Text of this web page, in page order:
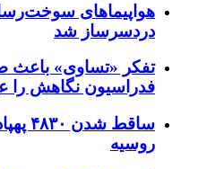
هواپیماهای
دردسرساز شد
تفکر «تساوی» باعث
فدراسیون نگاهش را
ساقط
روسیه